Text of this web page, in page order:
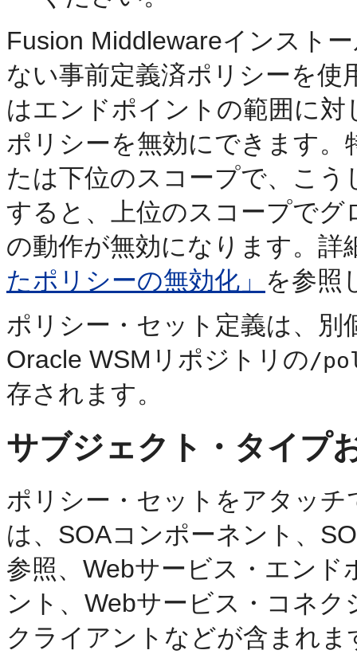
Fusion Middlewareインスト
ない事前定義済ポリシーを
はエンドポイントの範囲に
ポリシーを無効にできます
たは下位のスコープで、こ
すると、上位のスコープで
の動作が無効になります。詳
たポリシーの無効化」 を参照
ポリシー・セット定義は、
Oracle WSMリポジトリの/
存されます。
サブジェクト・タイプ
ポリシー・セットをアタッ
は、SOAコンポーネント、
参照、Webサービス・エン
ント、Webサービス・コネ
クライアントなどが含まれ